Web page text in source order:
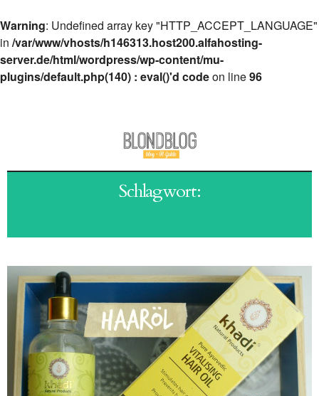
Warning: Undefined array key "HTTP_ACCEPT_LANGUAGE"
in /var/www/vhosts/h146313.host200.alfahosting-
server.de/html/wordpress/wp-content/mu-
plugins/default.php(140) : eval()'d codeon line96
Schlagwort: